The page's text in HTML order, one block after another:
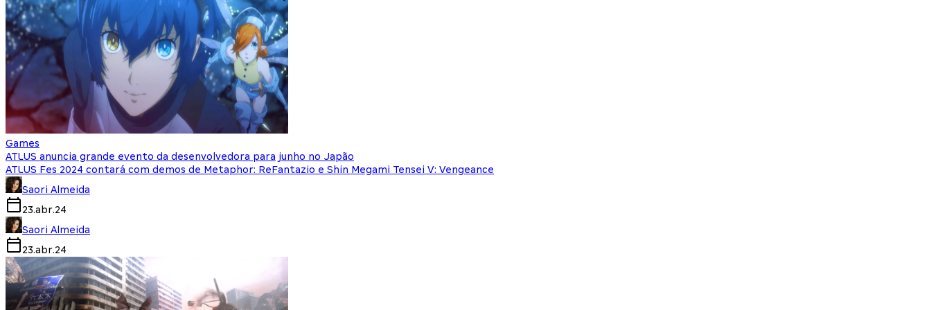
Games
ATLUS anuncia grande evento da desenvolvedora para junho no Japão
ATLUS Fes 2024 contará com demos de Metaphor: ReFantazio e Shin Megami Tensei V: Vengeance
Saori Almeida
23.abr.24
Saori Almeida
23.abr.24